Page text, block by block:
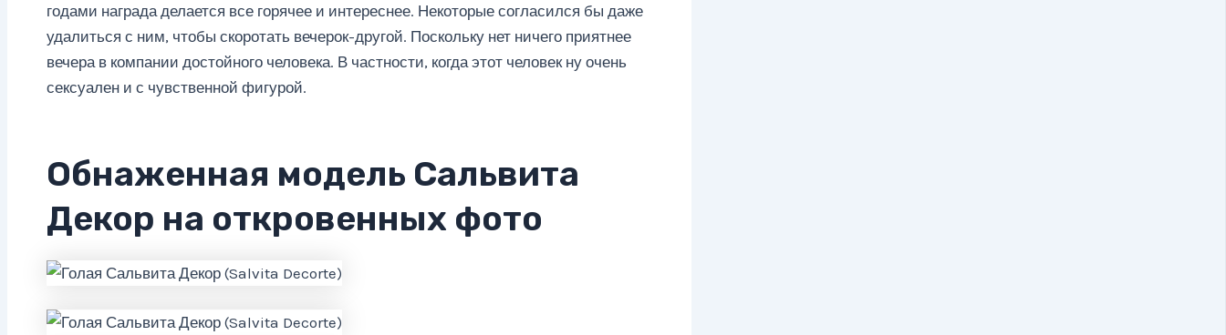
годами награда делается все горячее и интереснее. Некоторые согласился бы даже
удалиться с ним, чтобы скоротать вечерок-другой. Поскольку нет ничего приятнее
вечера в компании достойного человека. В частности, когда этот человек ну очень
сексуален и с чувственной фигурой.
Обнаженная модель Сальвита
Декор на откровенных фото